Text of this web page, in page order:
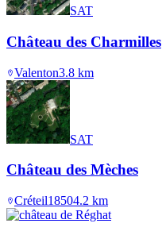
SAT
Château des Charmilles
Valenton3.8 km
SAT
Château des Mèches
Créteil18504.2 km